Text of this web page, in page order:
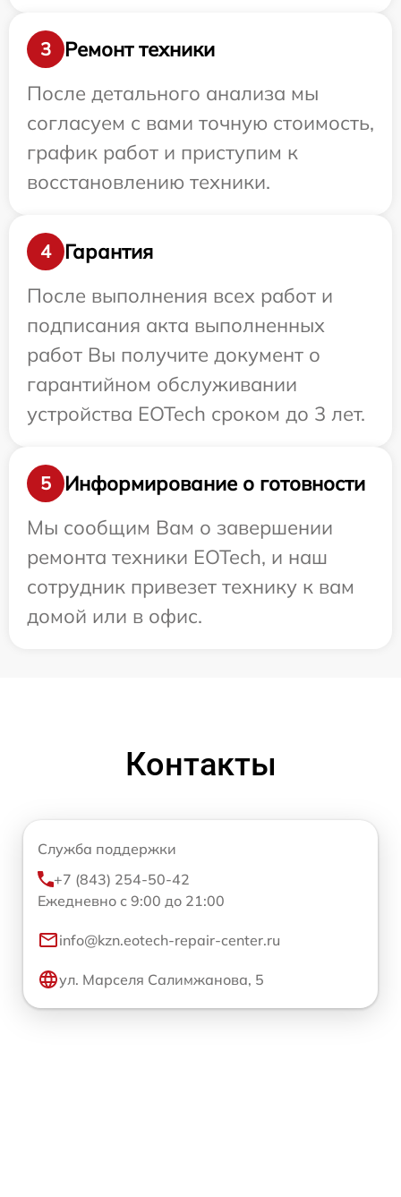
3
Ремонт техники
После детального анализа мы
согласуем с вами точную стоимость,
график работ и приступим к
восстановлению техники.
4
Гарантия
После выполнения всех работ и
подписания акта выполненных
работ Вы получите документ о
гарантийном обслуживании
устройства EOTech сроком до 3 лет.
5
Информирование о готовности
Мы сообщим Вам о завершении
ремонта техники EOTech, и наш
сотрудник привезет технику к вам
домой или в офис.
Контакты
Служба поддержки
+7 (843) 254-50-42
Ежедневно с 9:00 до 21:00
info@kzn.eotech-repair-center.ru
ул. Марселя Салимжанова, 5